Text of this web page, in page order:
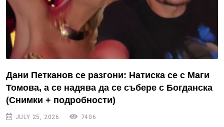
Дани Петканов се разгони: Натиска се с Маги
Томова, а се надява да се събере с Богданска
(Снимки + подробности)
JULY 25, 2026 7406